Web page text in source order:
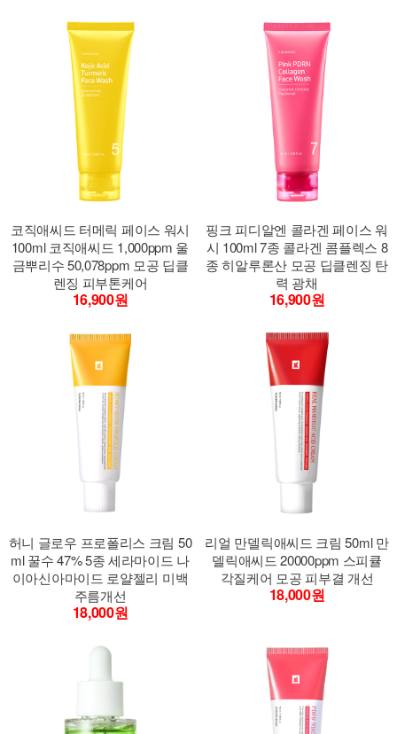
코직애씨드 터메릭 페이스 워시
100ml 코직애씨드 1,000ppm 울
금뿌리수 50,078ppm 모공 딥클
렌징 피부톤케어
16,900원
핑크 피디알엔 콜라겐 페이스 워
시 100ml 7종 콜라겐 콤플렉스 8
종 히알루론산 모공 딥클렌징 탄
력 광채
16,900원
허니 글로우 프로폴리스 크림 50
ml 꿀수 47% 5종 세라마이드 나
이아신아마이드 로얄젤리 미백
주름개선
18,000원
리얼 만델릭애씨드 크림 50ml 만
델릭애씨드 20000ppm 스피큘
각질케어 모공 피부결 개선
18,000원